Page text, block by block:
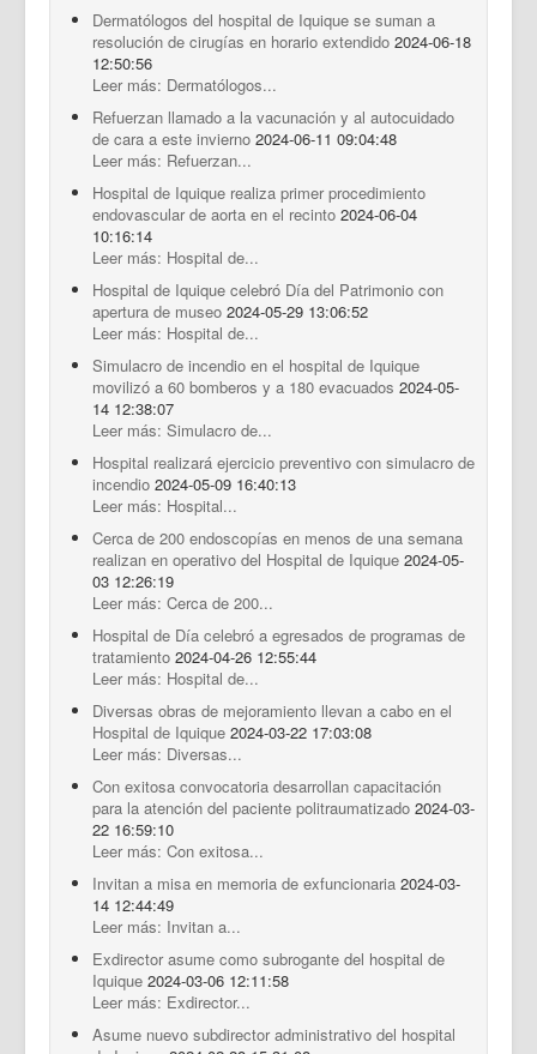
Dermatólogos del hospital de Iquique se suman a
resolución de cirugías en horario extendido 2024-06-18
12:50:56
Leer más: Dermatólogos...
Refuerzan llamado a la vacunación y al autocuidado
de cara a este invierno 2024-06-11 09:04:48
Leer más: Refuerzan...
Hospital de Iquique realiza primer procedimiento
endovascular de aorta en el recinto 2024-06-04
10:16:14
Leer más: Hospital de...
Hospital de Iquique celebró Día del Patrimonio con
apertura de museo 2024-05-29 13:06:52
Leer más: Hospital de...
Simulacro de incendio en el hospital de Iquique
movilizó a 60 bomberos y a 180 evacuados 2024-05-
14 12:38:07
Leer más: Simulacro de...
Hospital realizará ejercicio preventivo con simulacro de
incendio 2024-05-09 16:40:13
Leer más: Hospital...
Cerca de 200 endoscopías en menos de una semana
realizan en operativo del Hospital de Iquique 2024-05-
03 12:26:19
Leer más: Cerca de 200...
Hospital de Día celebró a egresados de programas de
tratamiento 2024-04-26 12:55:44
Leer más: Hospital de...
Diversas obras de mejoramiento llevan a cabo en el
Hospital de Iquique 2024-03-22 17:03:08
Leer más: Diversas...
Con exitosa convocatoria desarrollan capacitación
para la atención del paciente politraumatizado 2024-03-
22 16:59:10
Leer más: Con exitosa...
Invitan a misa en memoria de exfuncionaria 2024-03-
14 12:44:49
Leer más: Invitan a...
Exdirector asume como subrogante del hospital de
Iquique 2024-03-06 12:11:58
Leer más: Exdirector...
Asume nuevo subdirector administrativo del hospital